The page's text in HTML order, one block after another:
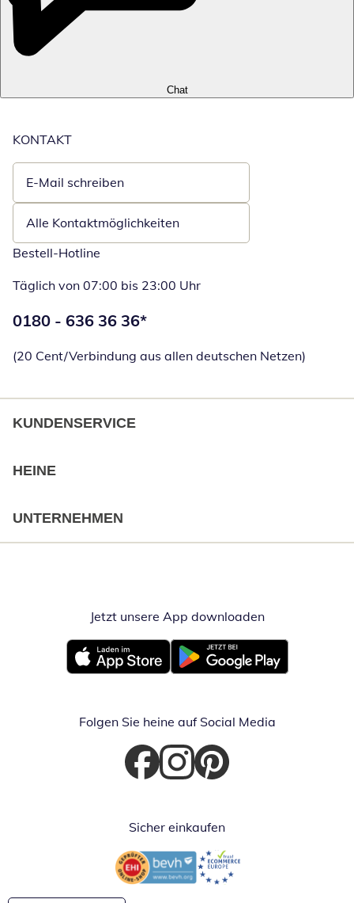
Chat
KONTAKT
E-Mail schreiben
Öffnet E-Mail-Client
Alle Kontaktmöglichkeiten
Bestell-Hotline
Täglich von 07:00 bis 23:00 Uhr
Telefonnummer:
0180 - 636 36 36*
(20 Cent/Verbindung aus allen deutschen Netzen)
KUNDENSERVICE
HEINE
UNTERNEHMEN
Jetzt unsere App downloadenÖffnet in
Öffnet in neuem FensterÖffnet in neuem Fenster
Folgen Sie heine auf Social Media
Öffnet in neuem Fenster
Öffnet in neuem Fenster
Öffnet in neuem Fenster
Sicher einkaufen
Öffnet in neuem FensterÖffnet in neuem Fenster